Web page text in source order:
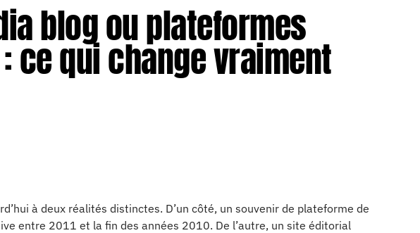
blog ou plateformes
ce qui change vraiment
à deux réalités distinctes. D’un côté, un souvenir de plateforme de
entre 2011 et la fin des années 2010. De l’autre, un site éditorial